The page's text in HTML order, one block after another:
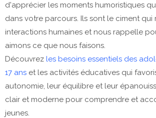
d'apprécier les moments humoristiques
dans votre parcours. Ils sont le ciment qui
interactions humaines et nous rappelle
aimons ce que nous faisons.
Découvrez les besoins essentiels des
17 ans et les activités éducatives qui
autonomie, leur équilibre et leur
clair et moderne pour comprendre et
jeunes.